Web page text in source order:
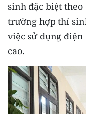
Media Xã hội
Media Pháp luật
Media Du lịch
Media Thế giới
Media Thể thao
sinh đặc biệt
trường hợp thí
việc sử dụng
cao.